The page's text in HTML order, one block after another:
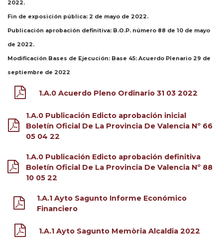
2022.
Fin de exposición pública: 2 de mayo de 2022.
Publicación aprobación definitiva: B.O.P. número 88 de 10 de mayo
de 2022.
Modificación Bases de Ejecución: Base 45: Acuerdo Plenario 29 de
septiembre de 2022
1.A.0 Acuerdo Pleno Ordinario 31 03 2022
1.A.0 Publicación Edicto aprobación inicial
Boletín Oficial De La Provincia De Valencia Nº 66
05 04 22
1.A.0 Publicación Edicto aprobación definitiva
Boletín Oficial De La Provincia De Valencia Nº 88
10 05 22
1.A.1 Ayto Sagunto Informe Económico
Financiero
1.A.1 Ayto Sagunto Memòria Alcaldia 2022